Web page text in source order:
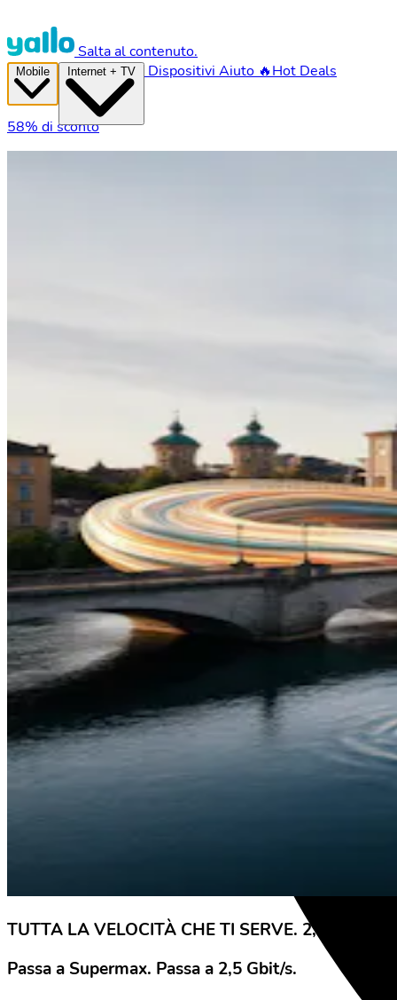
Salta al contenuto.
Dispositivi Aiuto 🔥Hot Deals
58% di sconto
TUTTA LA VELOCITÀ CHE TI SERVE. 2,5 GBIT/S.
Passa a Supermax. Passa a 2,5 Gbit/s.